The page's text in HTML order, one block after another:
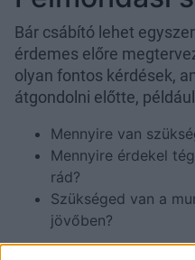
Bár csábító lehet
érdemes előre
olyan fontos kérdések,
átgondolni előtte,
Mennyire van
Mennyire érdekel
rád?
Szükséged van a
jövőben?